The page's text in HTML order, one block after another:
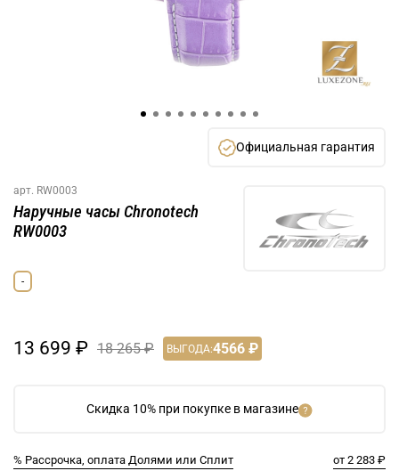
Официальная гарантия
арт. RW0003
Скидка 10% при покупке в магазине
% Рассрочка, оплата Долями или Сплит от 2 283 ₽
Наручные часы Chronotech
RW0003
-
13 699 ₽ 18 265 ₽ ВЫГОДА:4566 ₽